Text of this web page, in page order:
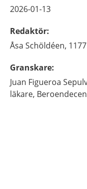
2026-01-13
Redaktör:
Åsa Schöldéen,
Granskare:
Juan Figueroa
läkare,